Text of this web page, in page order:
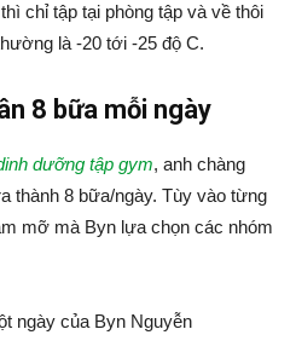
chỉ tập tại phòng tập và về thôi
là -20 tới -25 độ C.
8 bữa mỗi ngày
dưỡng tập gym, anh chàng
thành 8 bữa/ngày. Tùy vào từng
mỡ mà Byn lựa chọn các nhóm
ngày của Byn Nguyễn